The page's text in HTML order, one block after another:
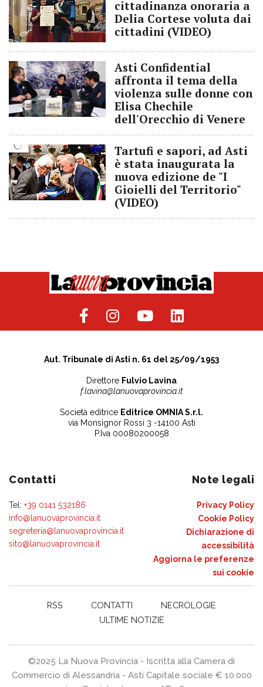
cittadinanza onoraria a
Delia Cortese voluta dai
cittadini (VIDEO)
Asti Confidential
affronta il tema della
violenza sulle donne con
Elisa Chechile
dell'Orecchio di Venere
Tartufi e sapori, ad Asti
è stata inaugurata la
nuova edizione de "I
Gioielli del Territorio"
(VIDEO)
Aut. Tribunale di Asti n. 61 del 25/09/1953
Direttore Fulvio Lavina
f.lavina@lanuovaprovincia.it
Società editrice Editrice OMNIA S.r.l.
via Monsignor Rossi 3 -14100 Asti
P.Iva 00080200058
Contatti
Tel: +39 0141 532186
info@lanuovaprovincia.it
segreteria@lanuovaprovincia.it
sito@lanuovaprovincia.it
Note legali
Privacy Policy
Cookie Policy
Dichiarazione di
accessibilità
Aggiorna le preferenze
sui cookie
RSS CONTATTI
NECROLOGIE
ULTIME NOTIZIE
©2025 La Nuova Provincia - Iscritta alla Camera di
Commercio di Alessandria - Asti Capitale sociale € 10.000